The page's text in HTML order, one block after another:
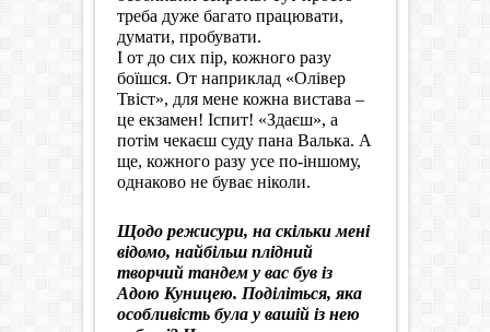
треба дуже багато працювати,
думати, пробувати.
І от до сих пір, кожного разу
боїшся. От наприклад «Олівер
Твіст», для мене кожна вистава –
це екзамен! Іспит! «Здаєш», а
потім чекаєш суду пана Валька. А
ще, кожного разу усе по-іншому,
однаково не буває ніколи.
Щодо режисури, на скільки мені
відомо, найбільш плідний
творчий тандем у вас був із
Адою Куницею. Поділіться, яка
особливість була у вашій із нею